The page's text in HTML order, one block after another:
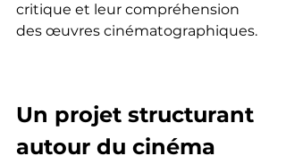
critique et leur compréhension
des œuvres cinématographiques.
Un projet structurant
autour du cinéma